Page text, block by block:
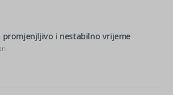
promjenjljivo i nestabilno vrijeme